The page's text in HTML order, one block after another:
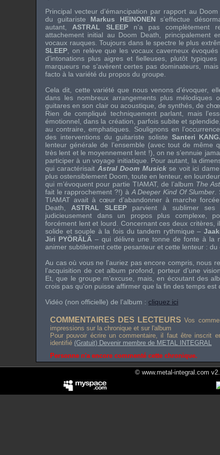
Principal vecteur d’émancipation par rapport au
du guitariste Markus HEINONEN s’effectue
autant, ASTRAL SLEEPn’a pas complètement
attachement initial au Doom Death, principalement
vocaux rauques. Toujours dans le spectre le plus
SLEEP , on relève que les vocaux caverneux
d’intonations plus aigres et fielleuses, plutôt
marqueurs ne s’avèrent certes pas dominateurs,
facto à la variété du propos du groupe.
Cela dit, cette variété que nous venons d’évoquer,
dans les nombreux arrangements plus mélodiques
guitares en son clair ou acoustique, de synthés, de
Rien de compliqué techniquement parlant, mais
émotionnel, dans la création, parfois subite et
au contraire, emphatiques. Soulignons en
des interventions du guitariste soliste Santeri
lenteur générale de l’ensemble (avec tout de même
très lent et le moyennement lent !), on ne s’ennuie
participer à un voyage initiatique. Pour autant, la
qui caractérisait Astral Doom Musickse voit ici
plus ostensiblement Doom, toute en lenteur, en
qui m’évoquent pour partie TIAMAT, de l’album The
fait le rapprochement ?!) à A Deeper Kind Of Slumber
TIAMAT avait à cœur d’abandonner à marche
Death, ASTRAL SLEEP parvient à sublimer ses
judicieusement dans un propos plus complexe,
forcément lent et lourd. Concernant ces deux critères,
solide et souple à la fois du tandem rythmique –
Jiri PYÖRÄLÄ – qui délivre une tonne de fonte à la
animer subtilement cette pesanteur et cette lenteur : du
Au cas où vous ne l’auriez pas encore compris, nous
l’acquisition de cet album profond, porteur d’une
Et, que le groupe m’excuse, mais, en écoutant des
crois pas qu’on puisse affirmer que la fin des temps est
Vidéo (non officielle) de l’album : cliquez ici
COMMENTAIRES DES LECTEURS Vos
impressions sur la chronique et sur l'album
Pour pouvoir écrire un commentaire, il faut être inscrit
identifié (Gratuit) Devenir membre de METAL INTEGRAL
Personne n'a encore commenté cette chronique.
© www.metal-integral.com